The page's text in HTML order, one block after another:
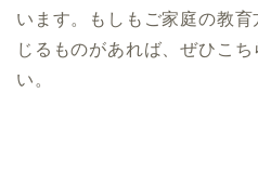
います。もしもご家庭の教
じるものがあれば、ぜひこ
い。